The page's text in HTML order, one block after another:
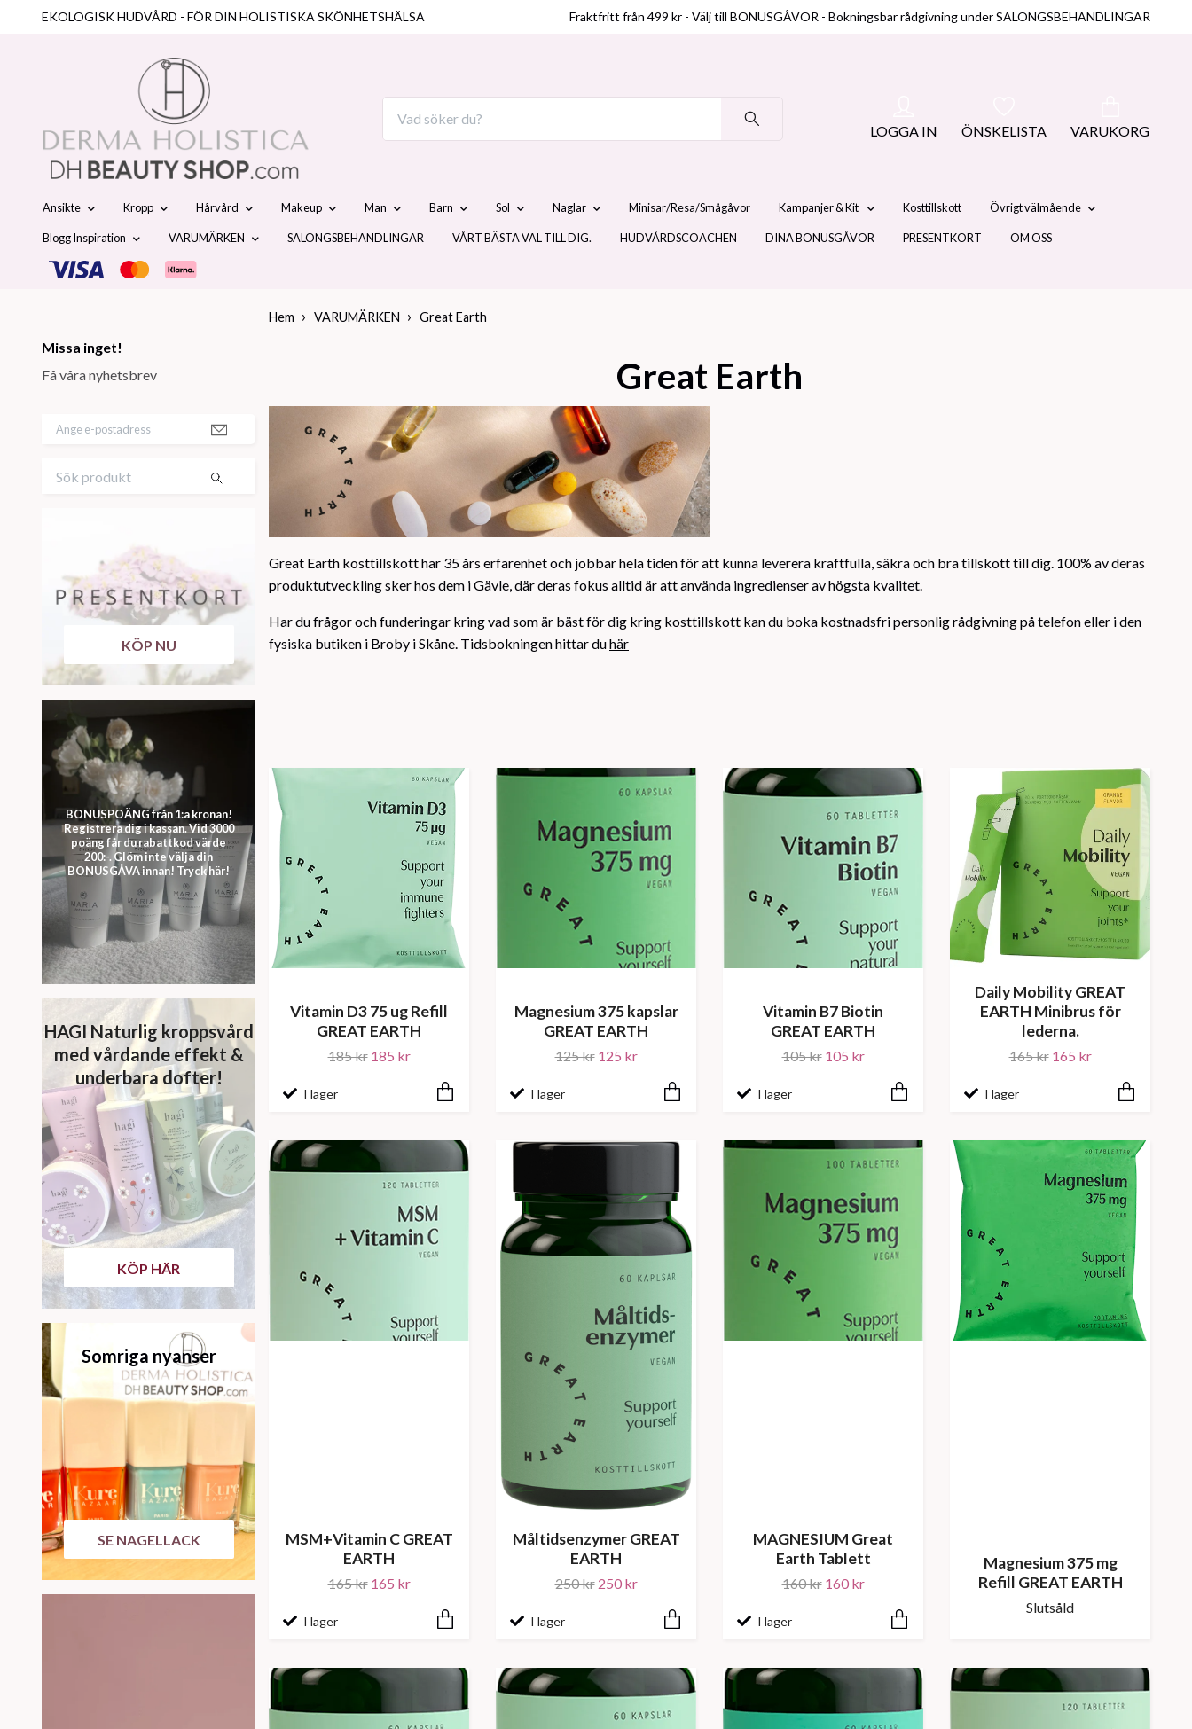
EKOLOGISK HUDVÅRD - FÖR DIN HOLISTISKA SKÖNHETSHÄLSA Fraktfritt från 499 kr - Välj till BONUSGÅVOR - Bokningsbar rådgivning under SALONGSBEHANDLINGAR
LOGGA IN ÖNSKELISTA VARUKORG
Ansikte Kropp Hårvård Makeup Man Barn Sol Naglar Minisar/Resa/Smågåvor Kampanjer & Kit Kosttillskott Övrigt välmående
Blogg Inspiration VARUMÄRKEN SALONGSBEHANDLINGAR VÅRT BÄSTA VAL TILL DIG. HUDVÅRDSCOACHEN DINA BONUSGÅVOR PRESENTKORT OM OSS
Missa inget!
Få våra nyhetsbrev
KÖP NU
BONUSPOÄNG från 1:a kronan!
Registrera dig i kassan. Vid 3000
poäng får du rabattkod värde
200:-. Glöm inte välja din
BONUSGÅVA innan! Tryck här!
HAGI Naturlig kroppsvård
med vårdande effekt &
underbara dofter!
KÖP HÄR
Somriga nyanser
SE NAGELLACK
Hem VARUMÄRKEN Great Earth
Great Earth
Great Earth kosttillskott har 35 års erfarenhet och jobbar hela tiden för att kunna leverera kraftfulla, säkra och bra tillskott till dig. 100% av deras
produktutveckling sker hos dem i Gävle, där deras fokus alltid är att använda ingredienser av högsta kvalitet.
Har du frågor och funderingar kring vad som är bäst för dig kring kosttillskott kan du boka kostnadsfri personlig rådgivning på telefon eller i den
fysiska butiken i Broby i Skåne. Tidsbokningen hittar duhär
Vitamin D3 75 ug Refill
GREAT EARTH
185 kr 185 kr
I lager
Magnesium 375 kapslar
GREAT EARTH
125 kr 125 kr
I lager
Vitamin B7 Biotin
GREAT EARTH
105 kr 105 kr
I lager
Daily Mobility GREAT
EARTH Minibrus för
lederna.
165 kr 165 kr
I lager
MSM+Vitamin C GREAT
EARTH
165 kr 165 kr
I lager
Måltidsenzymer GREAT
EARTH
250 kr 250 kr
I lager
MAGNESIUM Great
Earth Tablett
160 kr 160 kr
I lager
Magnesium 375 mg
Refill GREAT EARTH
Slutsåld